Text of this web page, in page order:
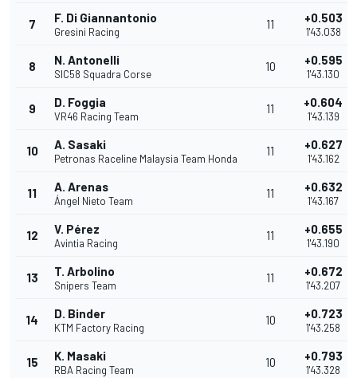
7 F. Di Giannantonio
Gresini Racing
11 +0.503
1'43.038
8 N. Antonelli
SIC58 Squadra Corse
10 +0.595
1'43.130
9 D. Foggia
VR46 Racing Team
11 +0.604
1'43.139
10 A. Sasaki
Petronas Raceline Malaysia Team Honda
11 +0.627
1'43.162
11 A. Arenas
Ángel Nieto Team
11 +0.632
1'43.167
12 V. Pérez
Avintia Racing
11 +0.655
1'43.190
13 T. Arbolino
Snipers Team
11 +0.672
1'43.207
14 D. Binder
KTM Factory Racing
10 +0.723
1'43.258
15 K. Masaki
RBA Racing Team
10 +0.793
1'43.328